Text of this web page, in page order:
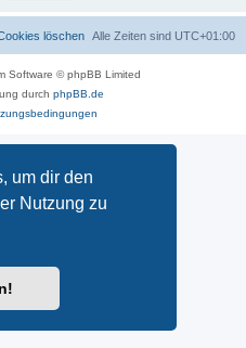
um dir den
Nutzung zu
Alle Zeiten sind UTC+01:00
löschen
Software © phpBB Limited
durch phpBB.de